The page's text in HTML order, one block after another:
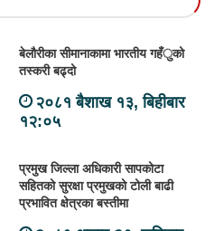
बेलौरीका सीमानाकामा भारतीय गहँुको
तस्करी बढ्दो
२०८१ बैशाख १३, बिहीबार
१२:०५
प्रमुख जिल्ला अधिकारी सापकोटा
सहितको सुरक्षा प्रमुखको टोली बाढी
प्रभावित क्षेत्रका बस्तीमा